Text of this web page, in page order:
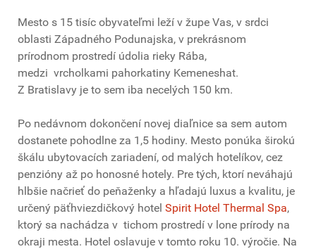
Mesto s 15 tisíc obyvateľmi leží v župe Vas, v srdci
oblasti Západného Podunajska, v prekrásnom
prírodnom prostredí údolia rieky Rába,
medzi vrcholkami pahorkatiny Kemeneshat.
Z Bratislavy je to sem iba necelých 150 km.
Po nedávnom dokončení novej diaľnice sa sem autom
dostanete pohodlne za 1,5 hodiny. Mesto ponúka širokú
škálu ubytovacích zariadení, od malých hotelíkov, cez
penzióny až po honosné hotely. Pre tých, ktorí neváhajú
hlbšie načrieť do peňaženky a hľadajú luxus a kvalitu, je
určený päťhviezdičkový hotel Spirit Hotel Thermal Spa,
ktorý sa nachádza v tichom prostredí v lone prírody na
okraji mesta. Hotel oslavuje v tomto roku 10. výročie. Na